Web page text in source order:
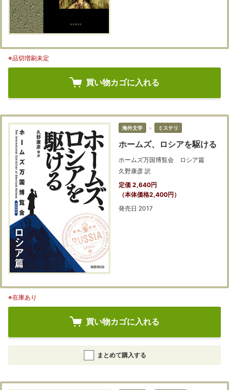
※品切増刷未定
買い物カゴに入れる
海外文学 ＞ ミステリ
ホームズ、ロシアを駆ける
ホームズ万国博覧会 ロシア篇
久野康彦 訳
定価 2,640円
（本体価格2,400円）
発売日 2017
※在庫あり
買い物カゴに入れる
まとめて購入する